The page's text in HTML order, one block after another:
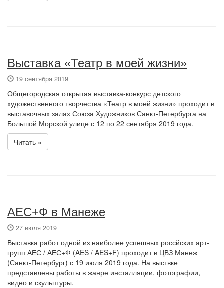
Выставка «Театр в моей жизни»
19 сентября 2019
Общегородская открытая выставка-конкурс детского
художественного творчества «Театр в моей жизни» проходит в
выставочных залах Союза Художников Санкт-Петербурга на
Большой Морской улице с 12 по 22 сентября 2019 года.
Читать »
АЕС+Ф в Манеже
27 июля 2019
Выставка работ одной из наиболее успешных россйских арт-
групп АЕС / АЕС+Ф (AES / AES+F) проходит в ЦВЗ Манеж
(Санкт-Петербург) с 19 июля 2019 года. На выствке
представлены работы в жанре инсталляции, фотографии,
видео и скульптуры.